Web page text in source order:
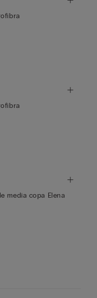
media copa Elena